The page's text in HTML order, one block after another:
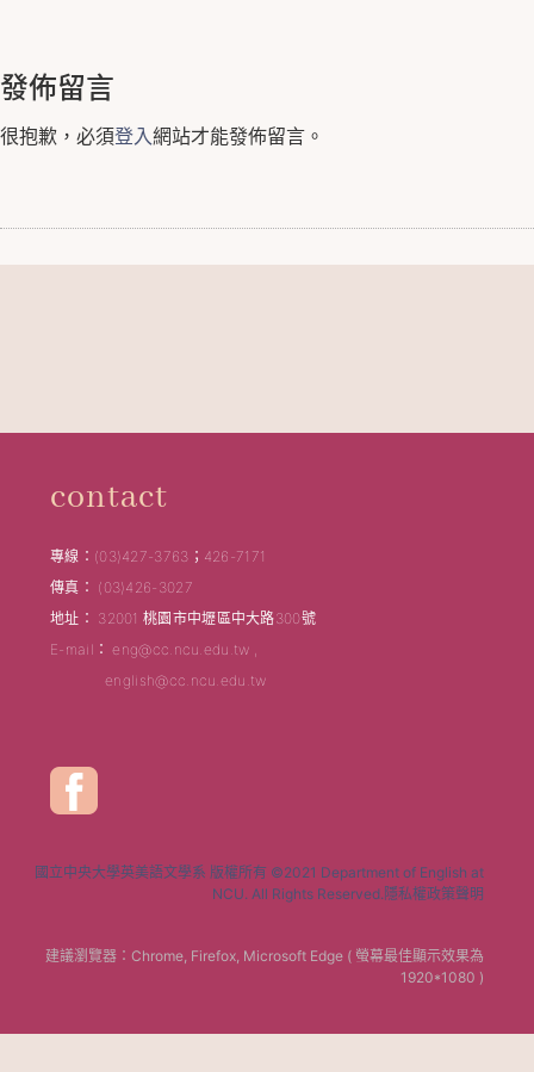
發佈留言
很抱歉，必須登入網站才能發佈留言。
contact
專線：(03)427-3763；426-7171
傳真： (03)426-3027
地址： 32001 桃園市中壢區中大路300號
E-mail： eng@cc.ncu.edu.tw ,
english@cc.ncu.edu.tw
國立中央大學英美語文學系 版權所有 ©2021 Department of English at
NCU. All Rights Reserved.隱私權政策聲明
建議瀏覽器：Chrome, Firefox, Microsoft Edge ( 螢幕最佳顯示效果為
1920*1080 )